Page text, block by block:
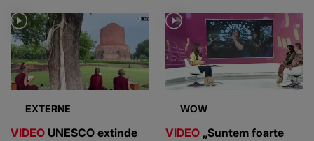
EXTERNE
VIDEO UNESCO extinde
WOW
VIDEO „Suntem foarte